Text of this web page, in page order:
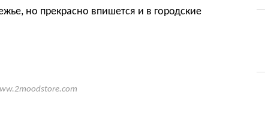
но прекрасно впишется и в городские